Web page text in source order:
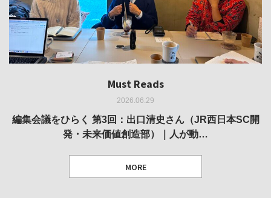
Must Reads
2026.06.29
編集会議をひらく 第3回：出口清史さん（JR西日本SC開
発・未来価値創造部）｜人が動…
MORE
Must Reads
2026.05.14
REVIEW｜果たして美術家・梅津庸一は、「大阪のゆかり
作家」となることができたのか…
Must Reads
2026.03.11
REPORT｜博覧会の残像
Must Reads
2026.02.25
REVIEW｜菊池聡太朗 個展「余りの風景」
Must Reads
2025.10.01
REVIEW｜生の存在証明としての線——「ライフライン」
展